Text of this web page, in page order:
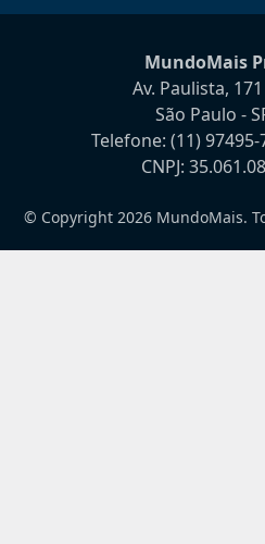
MundoMais
Av. Paulista,
São Paulo -
Telefone: (11) 97495-
CNPJ:
© Copyright 2026 MundoMais.